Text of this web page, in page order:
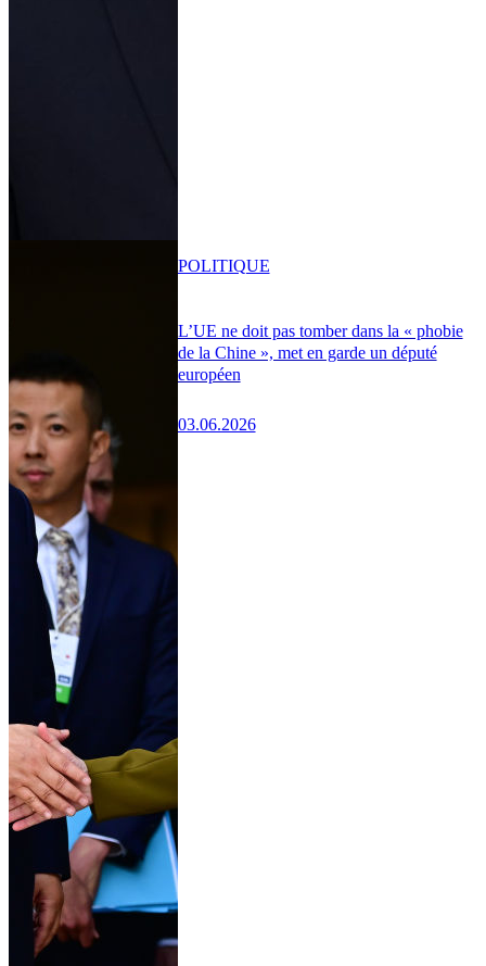
L’UE ne doit pas tomber dans la « phobie
de la Chine », met en garde un député
européen
03.06.2026
POLITIQUE